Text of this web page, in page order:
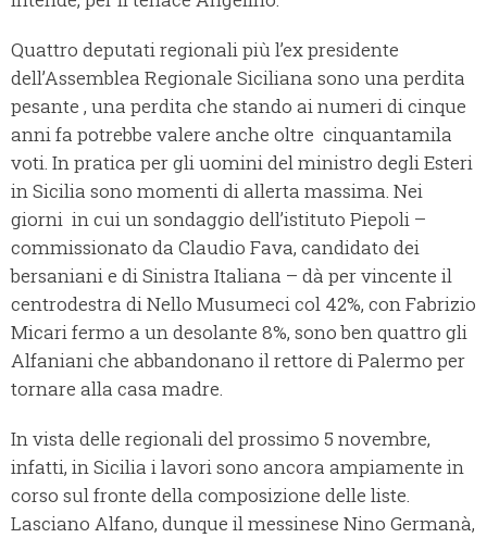
Quattro deputati regionali più l’ex presidente
dell’Assemblea Regionale Siciliana sono una perdita
pesante , una perdita che stando ai numeri di cinque
anni fa potrebbe valere anche oltre cinquantamila
voti. In pratica per gli uomini del ministro degli Esteri
in Sicilia sono momenti di allerta massima. Nei
giorni in cui un sondaggio dell’istituto Piepoli –
commissionato da Claudio Fava, candidato dei
bersaniani e di Sinistra Italiana – dà per vincente il
centrodestra di Nello Musumeci col 42%, con Fabrizio
Micari fermo a un desolante 8%, sono ben quattro gli
Alfaniani che abbandonano il rettore di Palermo per
tornare alla casa madre.
In vista delle regionali del prossimo 5 novembre,
infatti, in Sicilia i lavori sono ancora ampiamente in
corso sul fronte della composizione delle liste.
Lasciano Alfano, dunque il messinese Nino Germanà,